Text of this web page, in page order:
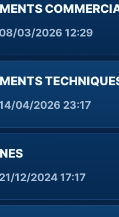
08/03/2026 12:29
14/04/2026 23:17
21/12/2024 17:17